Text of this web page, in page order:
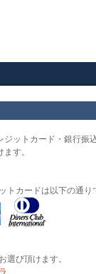
ジットカード・銀行振
す。
トカードは以下の通り
選び頂けます。